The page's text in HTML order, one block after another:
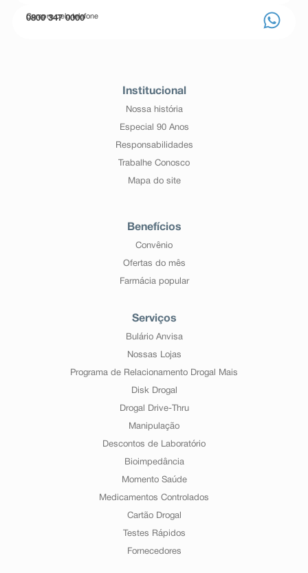
Compre pelo telefone
0800 347 0000
Institucional
Nossa história
Especial 90 Anos
Responsabilidades
Trabalhe Conosco
Mapa do site
Benefícios
Convênio
Ofertas do mês
Farmácia popular
Serviços
Bulário Anvisa
Nossas Lojas
Programa de Relacionamento Drogal Mais
Disk Drogal
Drogal Drive-Thru
Manipulação
Descontos de Laboratório
Bioimpedância
Momento Saúde
Medicamentos Controlados
Cartão Drogal
Testes Rápidos
Fornecedores